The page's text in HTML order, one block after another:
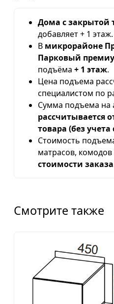
Дома с закрытой
добавляет + 1 этаж.
В микрорайоне
Парковый
подъёма + 1 этаж.
Цена подъема
специалистом по
Сумма подъема на
рассчитывается
товара (без
Стоимость
матрасов, комодов
стоимости заказа
Смотрите также